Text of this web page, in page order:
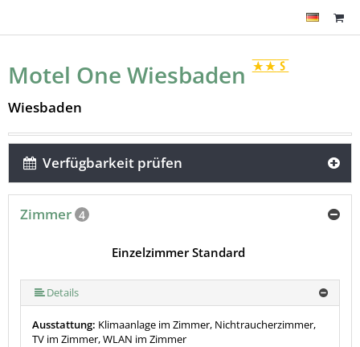
Motel One Wiesbaden
Wiesbaden
Verfügbarkeit prüfen
Zimmer 4
Einzelzimmer Standard
Details
Ausstattung: Klimaanlage im Zimmer, Nichtraucherzimmer,
TV im Zimmer, WLAN im Zimmer